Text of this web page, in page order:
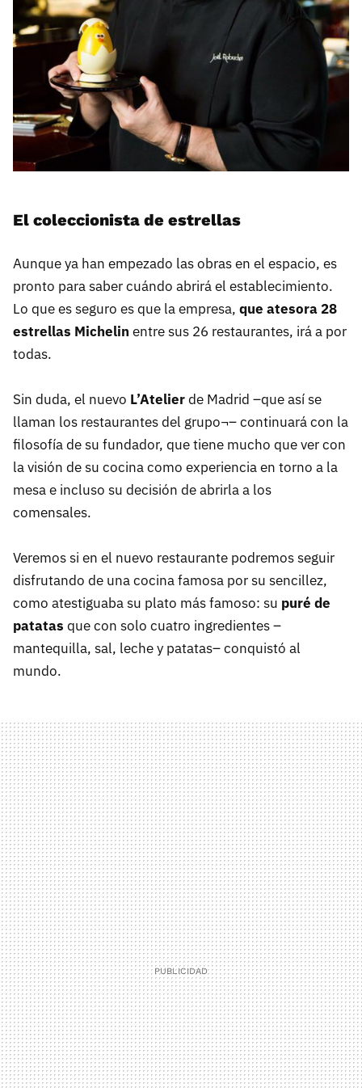
El coleccionista de estrellas
Aunque ya han empezado las obras en el espacio, es
pronto para saber cuándo abrirá el establecimiento.
Lo que es seguro es que la empresa, que atesora 28
estrellas Michelin entre sus 26 restaurantes, irá a por
todas.
Sin duda, el nuevo L’Atelierde Madrid –que así se
llaman los restaurantes del grupo¬– continuará con la
filosofía de su fundador, que tiene mucho que ver con
la visión de su cocina como experiencia en torno a la
mesa e incluso su decisión de abrirla a los
comensales.
Veremos si en el nuevo restaurante podremos seguir
disfrutando de una cocina famosa por su sencillez,
como atestiguaba su plato más famoso: su puré de
patatas que con solo cuatro ingredientes –
mantequilla, sal, leche y patatas– conquistó al
mundo.